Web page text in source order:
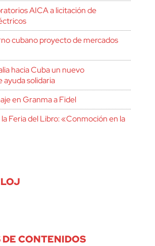
AICA a licitación de
cubano proyecto de mercados
hacia Cuba un nuevo
solidaria
en Granma a Fidel
Feria del Libro: «Conmoción en la
DE CONTENIDOS